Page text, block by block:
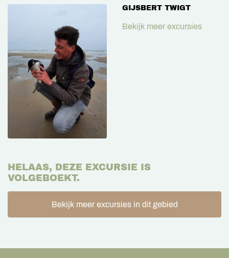
GIJSBERT TWIGT
Bekijk meer excursies
HELAAS, DEZE EXCURSIE IS
VOLGEBOEKT.
Bekijk meer excursies in dit gebied